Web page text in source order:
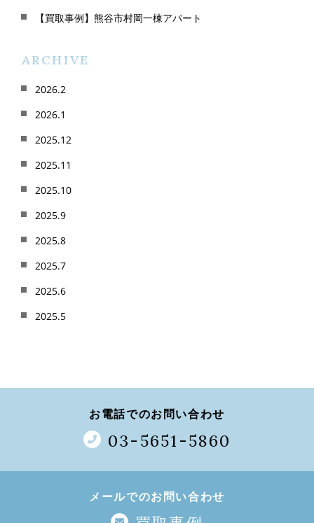
【買取事例】熊谷市村岡一棟アパート
ARCHIVE
2026.2
2026.1
2025.12
2025.11
2025.10
2025.9
2025.8
2025.7
2025.6
2025.5
お電話でのお問い合わせ
03-5651-5860
メールでのお問い合わせ